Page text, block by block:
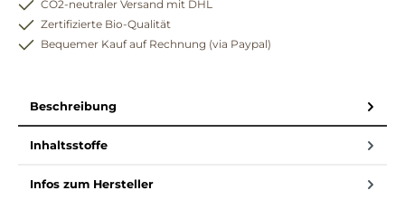
CO2-neutraler Versand mit DHL
Zertifizierte Bio-Qualität
Bequemer Kauf auf Rechnung (via Paypal)
Beschreibung
Inhaltsstoffe
Infos zum Hersteller